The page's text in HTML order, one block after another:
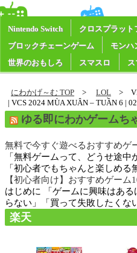
Nintendo Switch クロスプラット
ブロックチェーンゲーム
モン
世界のおもしろ
スマスロ ス
にわかげ～む TOP LOL
| VCS 2024 MÙA XUÂN – TUẦN 6 |
ゆる即にわかゲームち
無料で今すぐ遊べるおすすめゲ
「無料ゲームって、どうせ途中
「初心者でもちゃんと楽しめ
【初心者向け】おすすめゲーム
はじめに 「ゲームに興味はあ
らない」「買って失敗したく
楽天